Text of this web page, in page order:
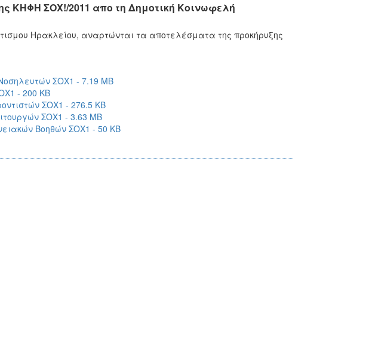
ΚΗΦΗ ΣΟΧ!/2011 απο τη Δημοτική Κοινωφελή
Ηρακλείου, αναρτώνται τα αποτελέσματα της προκήρυξης
ΣΟΧ1 - 7.19 MB
- 200 KB
ΣΟΧ1 - 276.5 KB
ΣΟΧ1 - 3.63 MB
Βοηθών ΣΟΧ1 - 50 KB